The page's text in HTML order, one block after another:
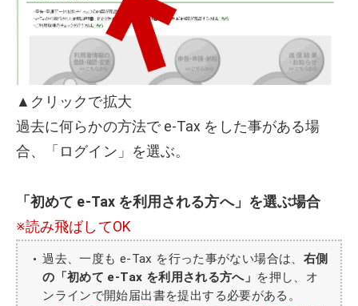
▲クリックで拡大
過去に何らかの方法で e-Tax をした事がある場
合、「ログイン」を選ぶ。
「初めて e-Tax を利用される方へ」を選ぶ場合
※読み飛ばしてOK
過去、一度も e-Tax を行った事がない場合は、 右側
の「初めて e-Tax を利用される方へ」 を押し、オ
ンラインで開始届出書を提出する必要がある。